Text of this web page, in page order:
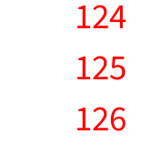
124
125
126